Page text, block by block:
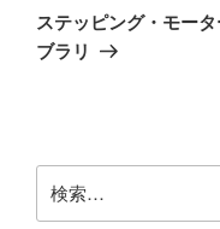
ゲ
ー
の
投
ステッピング・モー
ブラリ
索: